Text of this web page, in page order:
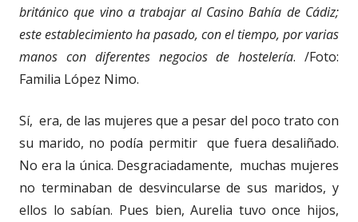
británico que vino a trabajar al Casino Bahía de Cádiz;
este establecimiento ha pasado, con el tiempo, por varias
manos con diferentes negocios de hostelería. /Foto:
Familia López Nimo.
Sí, era, de las mujeres que a pesar del poco trato con
su marido, no podía permitir que fuera desaliñado.
No era la única. Desgraciadamente, muchas mujeres
no terminaban de desvincularse de sus maridos, y
ellos lo sabían. Pues bien, Aurelia tuvo once hijos,